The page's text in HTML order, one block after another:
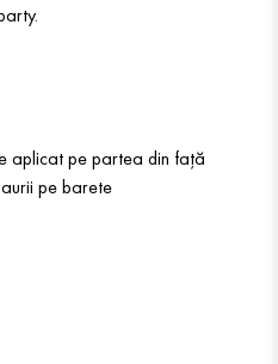
aplicat pe partea din față
pe barete